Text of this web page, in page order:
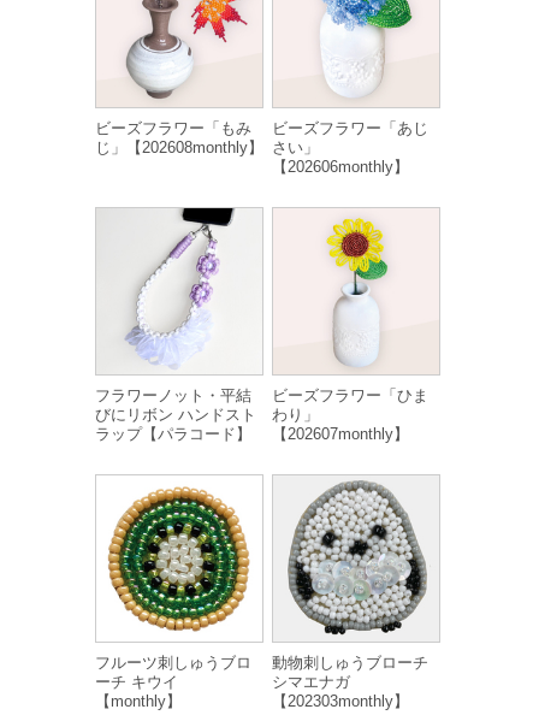
ビーズフラワー「もみ
じ」【202608monthly】
ビーズフラワー「あじ
さい」
【202606monthly】
フラワーノット・平結
びにリボン ハンドスト
ラップ【パラコード】
ビーズフラワー「ひま
わり」
【202607monthly】
フルーツ刺しゅうブロ
ーチ キウイ
【monthly】
動物刺しゅうブローチ
シマエナガ
【202303monthly】